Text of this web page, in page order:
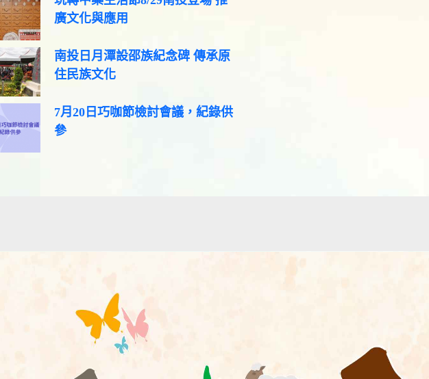
廣文化與應用
南投日月潭設邵族紀念碑 傳承原
住民族文化
7月20日巧咖節檢討會議，紀錄供
參